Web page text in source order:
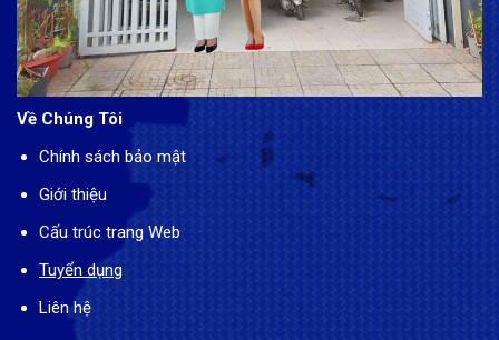
Về Chúng Tôi
Chính sách bảo mật
Giới thiệu
Cấu trúc trang Web
Tuyển dụng
Liên hệ